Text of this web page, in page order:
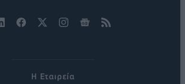
Η Εταιρεία